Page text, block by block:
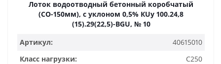
Лоток водоотводный бетонный коробчатый
(СО-150мм), с уклоном 0,5% КUу 100.24,8
(15).29(22,5)-BGU, № 10
Артикул:
40615010
Класс нагрузки:
C250